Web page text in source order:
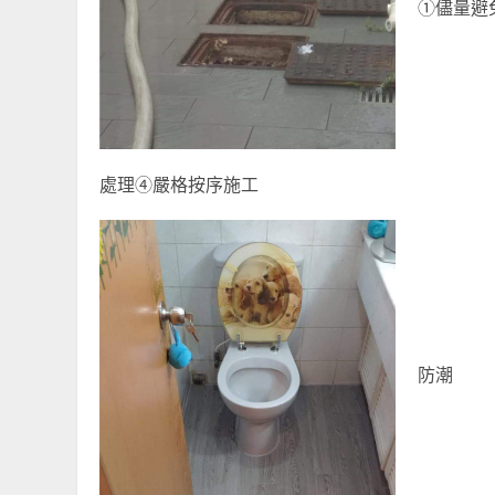
①儘量避
處理④嚴格按序施工
防潮